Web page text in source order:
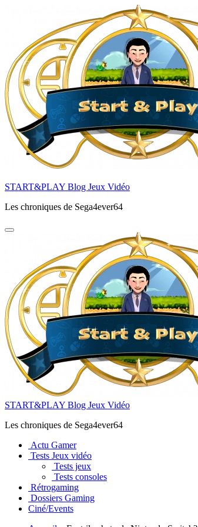
principal
START&PLAY Blog Jeux Vidéo
Les chroniques de Sega4ever64
START&PLAY Blog Jeux Vidéo
Les chroniques de Sega4ever64
Actu Gamer
Tests Jeux vidéo
Tests jeux
Tests consoles
Rétrogaming
Dossiers Gaming
Ciné/Events